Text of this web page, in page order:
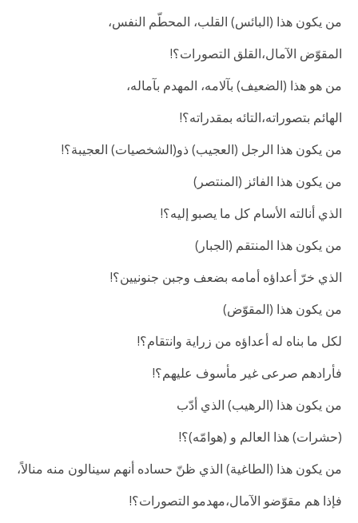
من يكون هذا (البائس) القلب، المحطّم النفس،
المقوّض الآمال،القلق التصورات؟!
من هو هذا (الضعيف) بآلامه، المهدم بآماله،
الهائم بتصوراته،التائه بمقدراته؟!
من يكون هذا الرجل (العجيب) ذو(الشخصيات) العجيبة؟!
من يكون هذا الفائز (المنتصر)
الذي أنالته الأسام كل ما يصبو إليه؟!
من يكون هذا المنتقم (الجبار)
الذي خرّ أعداؤه أمامه بضعف وجبن جنونيين؟!
من يكون هذا (المقوّض)
لكل ما بناه له أعداؤه من زراية وانتقام؟!
فأرادهم صرعى غير مأسوف عليهم؟!
من يكون هذا (الرهيب) الذي أدّب
(حشرات) هذا العالم و (هوامّه)؟!
من يكون هذا (الطاغية) الذي ظنّ حساده أنهم سينالون منه منالاً،
فإذا هم مقوّضو الآمال،مهدمو التصورات؟!